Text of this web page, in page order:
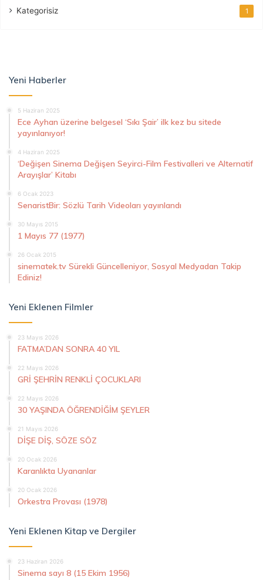
Kategorisiz 1
Yeni Haberler
5 Haziran 2025
Ece Ayhan üzerine belgesel ‘Sıkı Şair’ ilk kez bu sitede
yayınlanıyor!
4 Haziran 2025
‘Değişen Sinema Değişen Seyirci-Film Festivalleri ve Alternatif
Arayışlar’ Kitabı
6 Ocak 2023
SenaristBir: Sözlü Tarih Videoları yayınlandı
30 Mayıs 2015
1 Mayıs 77 (1977)
26 Ocak 2015
sinematek.tv Sürekli Güncelleniyor, Sosyal Medyadan Takip
Ediniz!
Yeni Eklenen Filmler
23 Mayıs 2026
FATMA’DAN SONRA 40 YIL
22 Mayıs 2026
GRİ ŞEHRİN RENKLİ ÇOCUKLARI
22 Mayıs 2026
30 YAŞINDA ÖĞRENDİĞİM ŞEYLER
21 Mayıs 2026
DİŞE DİŞ, SÖZE SÖZ
20 Ocak 2026
Karanlıkta Uyananlar
20 Ocak 2026
Orkestra Provası (1978)
Yeni Eklenen Kitap ve Dergiler
23 Haziran 2026
Sinema sayı 8 (15 Ekim 1956)